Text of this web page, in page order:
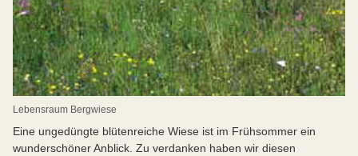
Lebensraum Bergwiese
Eine ungedüngte blütenreiche Wiese ist im Frühsommer ein
wunderschöner Anblick. Zu verdanken haben wir diesen